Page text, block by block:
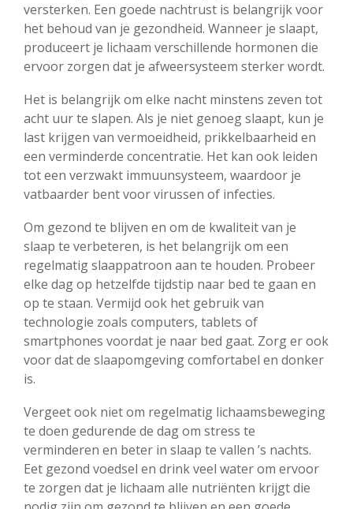
versterken. Een goede nachtrust is belangrijk voor
het behoud van je gezondheid. Wanneer je slaapt,
produceert je lichaam verschillende hormonen die
ervoor zorgen dat je afweersysteem sterker wordt.
Het is belangrijk om elke nacht minstens zeven tot
acht uur te slapen. Als je niet genoeg slaapt, kun je
last krijgen van vermoeidheid, prikkelbaarheid en
een verminderde concentratie. Het kan ook leiden
tot een verzwakt immuunsysteem, waardoor je
vatbaarder bent voor virussen of infecties.
Om gezond te blijven en om de kwaliteit van je
slaap te verbeteren, is het belangrijk om een
regelmatig slaappatroon aan te houden. Probeer
elke dag op hetzelfde tijdstip naar bed te gaan en
op te staan. Vermijd ook het gebruik van
technologie zoals computers, tablets of
smartphones voordat je naar bed gaat. Zorg er ook
voor dat de slaapomgeving comfortabel en donker
is.
Vergeet ook niet om regelmatig lichaamsbeweging
te doen gedurende de dag om stress te
verminderen en beter in slaap te vallen ’s nachts.
Eet gezond voedsel en drink veel water om ervoor
te zorgen dat je lichaam alle nutriënten krijgt die